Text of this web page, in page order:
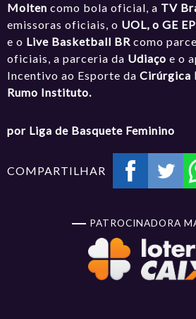
Molten como bola oficial, a TV
emissoras oficiais, o UOL, o GE
e o Live Basketball BR como
oficiais, a parceria da Udiaço e o
Incentivo ao Esporte daCirúrgica
Rumo Instituto.
por Liga de Basquete Feminino
COMPARTILHAR
PATROCINADORA